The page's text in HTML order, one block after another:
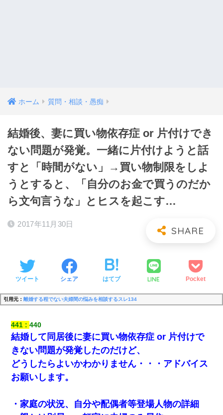
ホーム 質問・相談・愚痴
結婚後、妻に買い物依存症 or 片付けでき
ない問題が発覚。一緒に片付けようと話
すと「時間がない」→買い物制限をしよ
うとすると、「自分のお金で買うのだか
ら文句言うな」とヒスを起こす…
2017年11月30日
ツイート シェア はてブ LINE Pocket
引用元： 離婚する程でない夫婦間の悩みを相談するスレ134
441 440
結婚して同居後に妻に買い物依存症 or 片付けで
きない問題が発覚したのだけど、
どうしたらよいかわかりません・・・アドバイス
お願いします。
・家庭の状況、自分や配偶者等登場人物の詳細